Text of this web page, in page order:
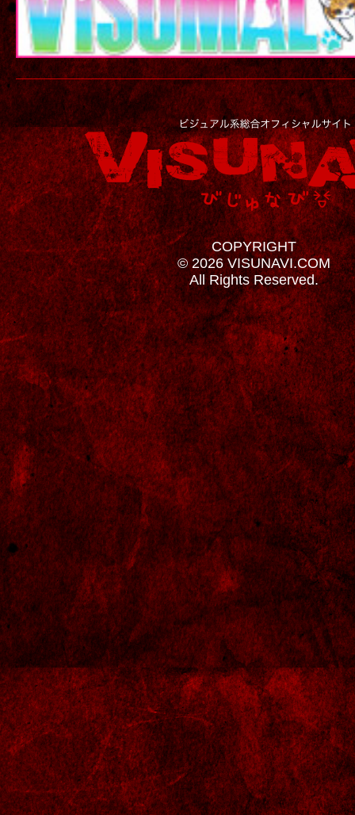
COPYRIGHT
© 2026 VISUNAVI.COM
All Rights Reserved.